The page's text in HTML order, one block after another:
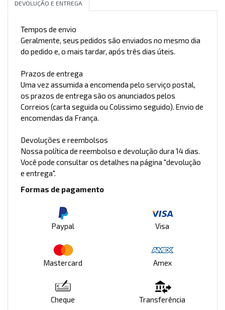
DEVOLUÇÃO E ENTREGA
Tempos de envio
Geralmente, seus pedidos são enviados no mesmo dia
do pedido e, o mais tardar, após três dias úteis.
Prazos de entrega
Uma vez assumida a encomenda pelo serviço postal,
os prazos de entrega são os anunciados pelos
Correios (carta seguida ou Colissimo seguido). Envio de
encomendas da França.
Devoluções e reembolsos
Nossa política de reembolso e devolução dura 14 dias.
Você pode consultar os detalhes na página "devolução
e entrega".
Formas de pagamento
Paypal Visa
Mastercard Amex
Cheque Transferência